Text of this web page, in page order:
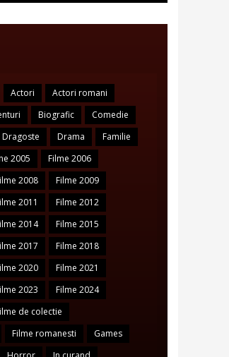
Actori
Actori romani
Biografic
Comedie
Dragoste Drama
Familie
2005
Filme 2006
2008
Filme 2009
2011
Filme 2012
2014
Filme 2015
2017
Filme 2018
2020
Filme 2021
2023
Filme 2024
de colectie
Filme romanesti
Games